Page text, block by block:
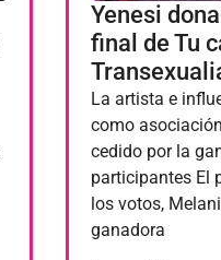
Yenesi
final de Tu
La artista e
como
cedido por la
participantes El
los votos,
ganadora